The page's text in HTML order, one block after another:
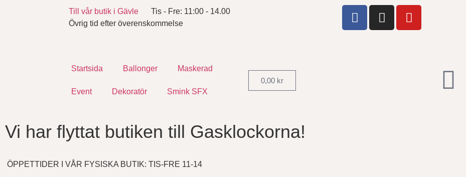
Till vår butik i Gävle
Tis - Fre: 11:00 - 14.00
Övrig tid efter överenskommelse
Startsida Ballonger Maskerad
Event Dekoratör Smink SFX
0,00 kr
Vi har flyttat butiken till Gasklockorna!
ÖPPETTIDER I VÅR FYSISKA BUTIK: TIS-FRE 11-14